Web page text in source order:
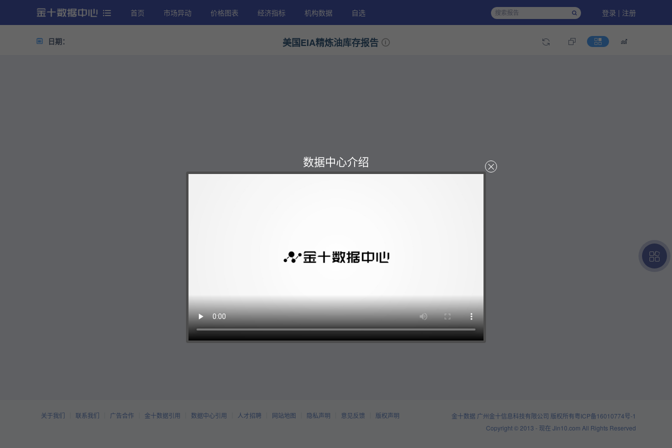
登录 | 注册
首页 市场异动 价格图表 经济指标 机构数据 自选
日期： 美国EIA精炼油库存报告
数据中心介绍
关于我们 联系我们 广告合作 金十数据引用 数据中心引用 人才招聘 网站地图 隐私声明 意见反馈 版权声明 金十数据 广州金十信息科技有限公司 版权所有粤ICP备16010774号-1
Copyright © 2013 - 现在 Jin10.com All Rights Reserved